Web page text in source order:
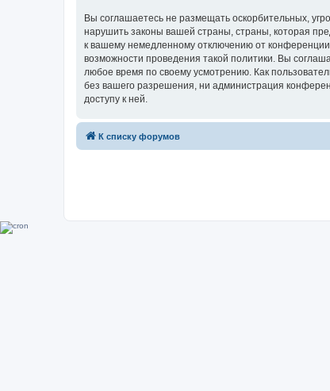
Вы соглашаетесь не размещать оскорбительных,
нарушить законы вашей страны, страны, которая
к вашему немедленному отключению от
возможности проведения такой политики. Вы
любое время по своему усмотрению. Как
без вашего разрешения, ни администрация
доступу к ней.
К списку форумов